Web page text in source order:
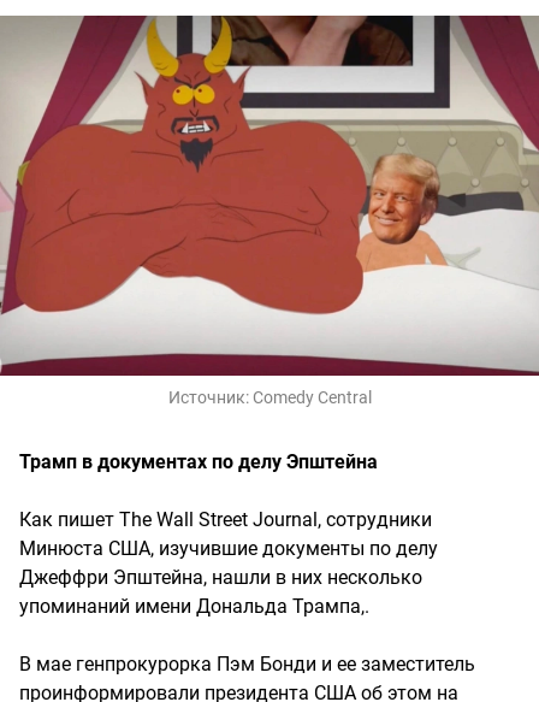
Источник: Comedy Central
Трамп в документах по делу Эпштейна
Как пишет The Wall Street Journal, сотрудники
Минюста США, изучившие документы по делу
Джеффри Эпштейна, нашли в них несколько
упоминаний имени Дональда Трампа,.
В мае генпрокурорка Пэм Бонди и ее заместитель
проинформировали президента США об этом на